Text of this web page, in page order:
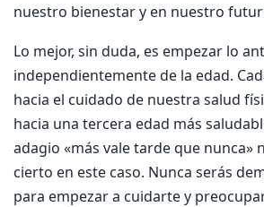
nuestro bienestar y en nuestro
Lo mejor, sin duda, es empezar lo
independientemente de la edad.
hacia el cuidado de nuestra salud
hacia una tercera edad más
adagio «más vale tarde que nunca»
cierto en este caso. Nunca serás
para empezar a cuidarte y